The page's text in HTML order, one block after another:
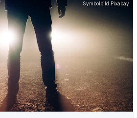
Symbolbild Pixabay